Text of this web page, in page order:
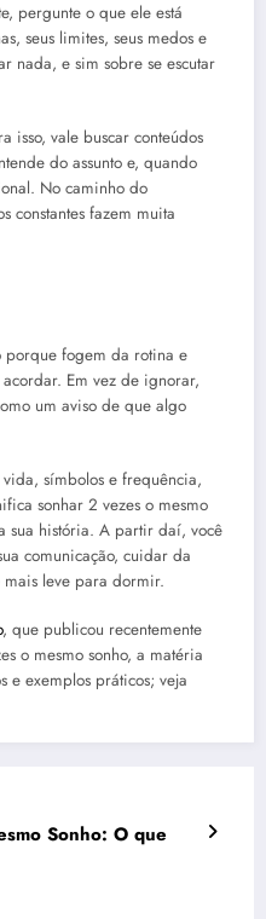
pergunte o que ele está
seus limites, seus medos e
nada, e sim sobre se escutar
isso, vale buscar conteúdos
do assunto e, quando
No caminho do
constantes fazem muita
porque fogem da rotina e
Em vez de ignorar,
um aviso de que algo
símbolos e frequência,
sonhar 2 vezes o mesmo
sua história. A partir daí, você
comunicação, cuidar da
leve para dormir.
, que publicou recentemente
o mesmo sonho, a matéria
e exemplos práticos; veja
Sonho: O que